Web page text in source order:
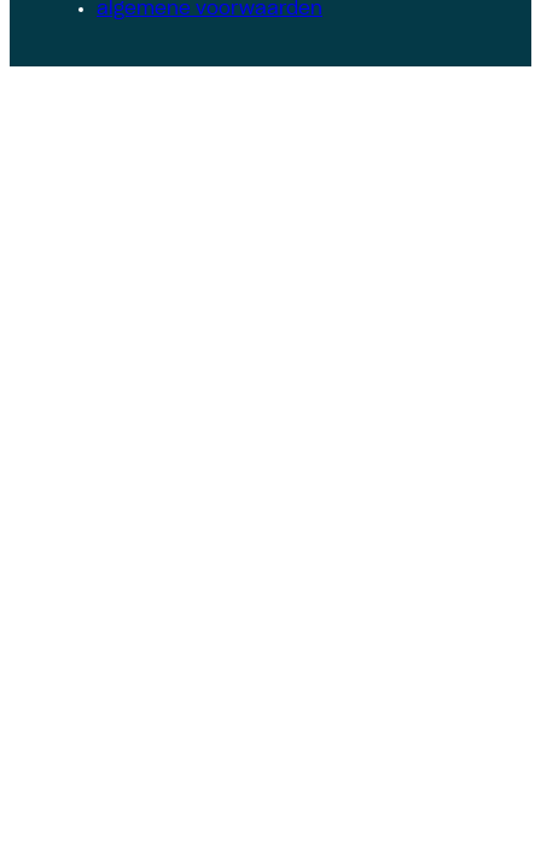
algemene voorwaarden